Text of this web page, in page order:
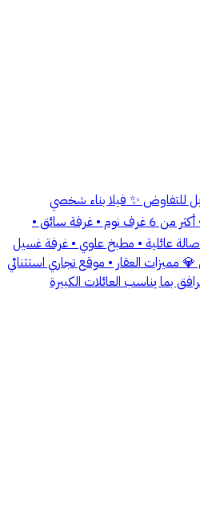
مميز على شارعين 🧭 غربي 20م + جنوبي 30م 📐 المساحة: 900م² 🏗️ عمر العقار: أكثر من 20 سنة 💰 السعر: 6,200,000 ريال | قابل للتفاوض ✨ فيلا بناء شخصي
بمساحات واسعة وتصميم عملي، تمت المحافظة عليها والاهتمام بصيانتها بشكل دوري. 🏠 تفاصيل العقار • 3 أدوار + قبو (بدروم) • مسبح • حوش واسع • مطبخ خارجي كبير • 4 مطابخ • أكثر من 6 غرف نوم • غرفة سائق •
رجال + مجلسان نساء) • غرفة طعام متصلة بالمجلس الرئيسي • مطبخان • دورتا مياه مع مغاسل 🔹 الدور الأول • 6 غرف نوم • صالة عائلية • مطبخ علوي • غرفة غسيل
العقار • موقع تجاري استثنائي
والمرافق بما يناسب العائلات الكبيرة